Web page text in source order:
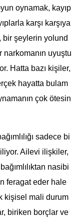
oynamak, kayıp
karşı karşıya
bir şeylerin yolund
narkomanın uyuştu
Hatta bazı kişiler,
hayatta bulam
çok ötesin
sadece bi
Ailevi ilişkiler,
nasibi
feragat eder hale
kişisel mali durum
biriken borçlar ve